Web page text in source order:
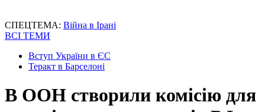
СПЕЦТЕМА: Війна в Ірані
ВСІ ТЕМИ
Вступ України в ЄС
Теракт в Барселоні
В ООН створили комісію для